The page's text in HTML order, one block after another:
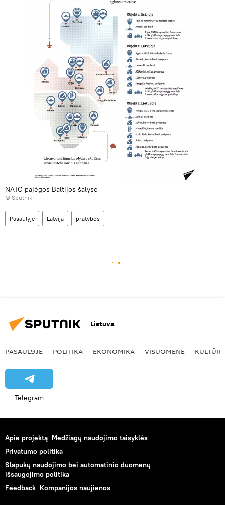
NATO pajėgos Baltijos šalyse
© Sputnik
Pasaulyje Latvija pratybos
Lietuva
PASAULYJE POLITIKA EKONOMIKA VISUOMENĖ KULTŪRA
Telegram
Apie projektą Medžiagų naudojimo taisyklės
Privatumo politika
Slapukų naudojimo bei automatinio duomenų
išsaugojimo politika
Feedback Kompanijos naujienos